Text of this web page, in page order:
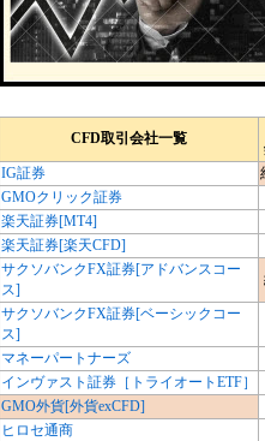
CFD取引会社一覧
IG証券
GMOクリック証券
楽天証券[MT4]
楽天証券[楽天CFD]
サクソバンクFX証券[アドバンスコー
ス]
サクソバンクFX証券[ベーシックコー
ス]
マネーパートナーズ
インヴァスト証券［トライオートETF］
GMO外貨[外貨exCFD]
ヒロセ通商